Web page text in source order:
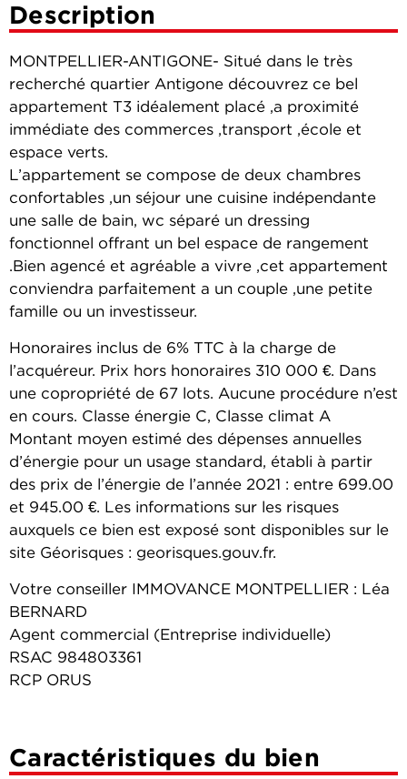
Description
MONTPELLIER-ANTIGONE- Situé dans le très
recherché quartier Antigone découvrez ce bel
appartement T3 idéalement placé ,a proximité
immédiate des commerces ,transport ,école et
espace verts.
L’appartement se compose de deux chambres
confortables ,un séjour une cuisine indépendante
une salle de bain, wc séparé un dressing
fonctionnel offrant un bel espace de rangement
.Bien agencé et agréable a vivre ,cet appartement
conviendra parfaitement a un couple ,une petite
famille ou un investisseur.
Honoraires inclus de 6% TTC à la charge de
l’acquéreur. Prix hors honoraires 310 000 €. Dans
une copropriété de 67 lots. Aucune procédure n’est
en cours. Classe énergie C, Classe climat A
Montant moyen estimé des dépenses annuelles
d’énergie pour un usage standard, établi à partir
des prix de l’énergie de l’année 2021 : entre 699.00
et 945.00 €. Les informations sur les risques
auxquels ce bien est exposé sont disponibles sur le
site Géorisques : georisques.gouv.fr.
Votre conseiller IMMOVANCE MONTPELLIER : Léa
BERNARD
Agent commercial (Entreprise individuelle)
RSAC 984803361
RCP ORUS
Caractéristiques du bien